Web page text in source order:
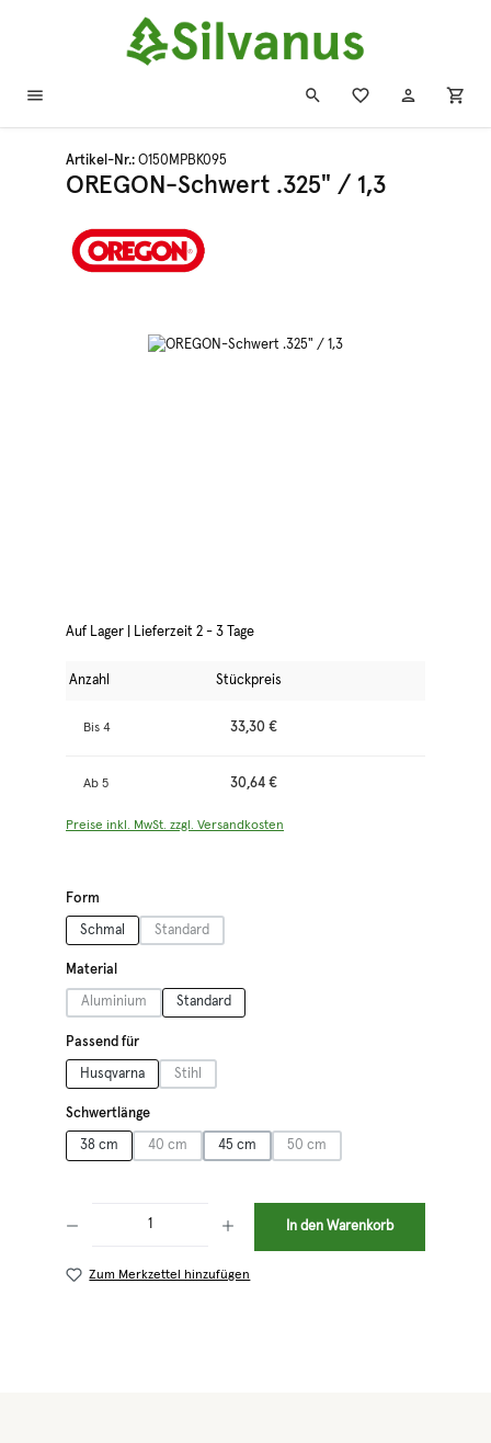
Zum Hauptinhalt springen
Artikel-Nr.: O150MPBK095
OREGON-Schwert .325" / 1,3
Bildergalerie überspringen
Auf Lager | Lieferzeit 2 - 3 Tage
Anzahl Stückpreis
Bis 4 33,30 €
Ab 5 30,64 €
Preise inkl. MwSt. zzgl. Versandkosten
Form
Schmal Standard
Material
Aluminium Standard
Passend fürauswählen
Husqvarna Stihl
Schwertlängeauswählen
38 cm 40 cm 45 cm 50 cm
In den Warenkorb
Zum Merkzettel hinzufügen